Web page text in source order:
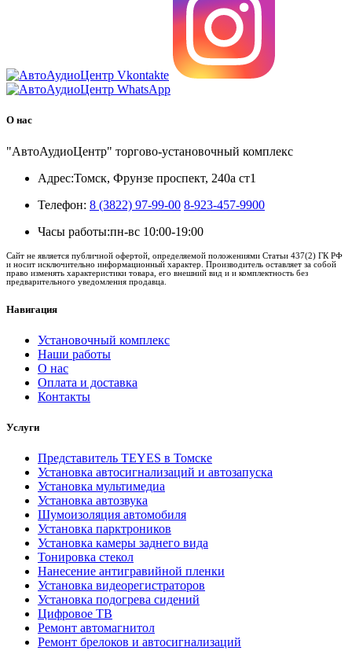
О нас
"АвтоАудиоЦентр" торгово-установочный комплекс
Адрес:Томск, Фрунзе проспект, 240а ст1
Телефон: 8 (3822) 97-99-00 8-923-457-9900
Часы работы:пн-вс 10:00-19:00
Сайт не является публичной офертой, определяемой положениями Статьи 437(2) ГК РФ
и носит исключительно информационный характер. Производитель оставляет за собой
право изменять характеристики товара, его внешний вид и и комплектность без
предварительного уведомления продавца.
Навигация
Установочный комплекс
Наши работы
О нас
Оплата и доставка
Контакты
Услуги
Представитель TEYES в Томске
Установка автосигнализаций и автозапуска
Установка мультимедиа
Установка автозвука
Шумоизоляция автомобиля
Установка парктроников
Установка камеры заднего вида
Тонировка стекол
Нанесение антигравийной пленки
Установка видеорегистраторов
Установка подогрева сидений
Цифровое ТВ
Ремонт автомагнитол
Ремонт брелоков и автосигнализаций